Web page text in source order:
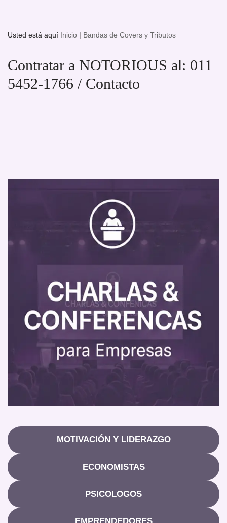
Usted está aquí Inicio | Bandas de Covers y Tributos
Contratar a NOTORIOUS al: 011
5452-1766 / Contacto
MOTIVACIÓN Y LIDERAZGO
ECONOMISTAS
PSICOLOGOS